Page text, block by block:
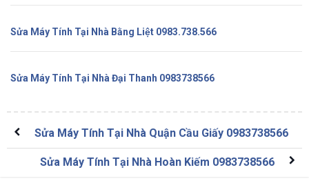
Sửa Máy Tính Tại Nhà Bằng Liệt 0983.738.566
Sửa Máy Tính Tại Nhà Đại Thanh 0983738566
Sửa Máy Tính Tại Nhà Quận Cầu Giấy 0983738566
Sửa Máy Tính Tại Nhà Hoàn Kiếm 0983738566